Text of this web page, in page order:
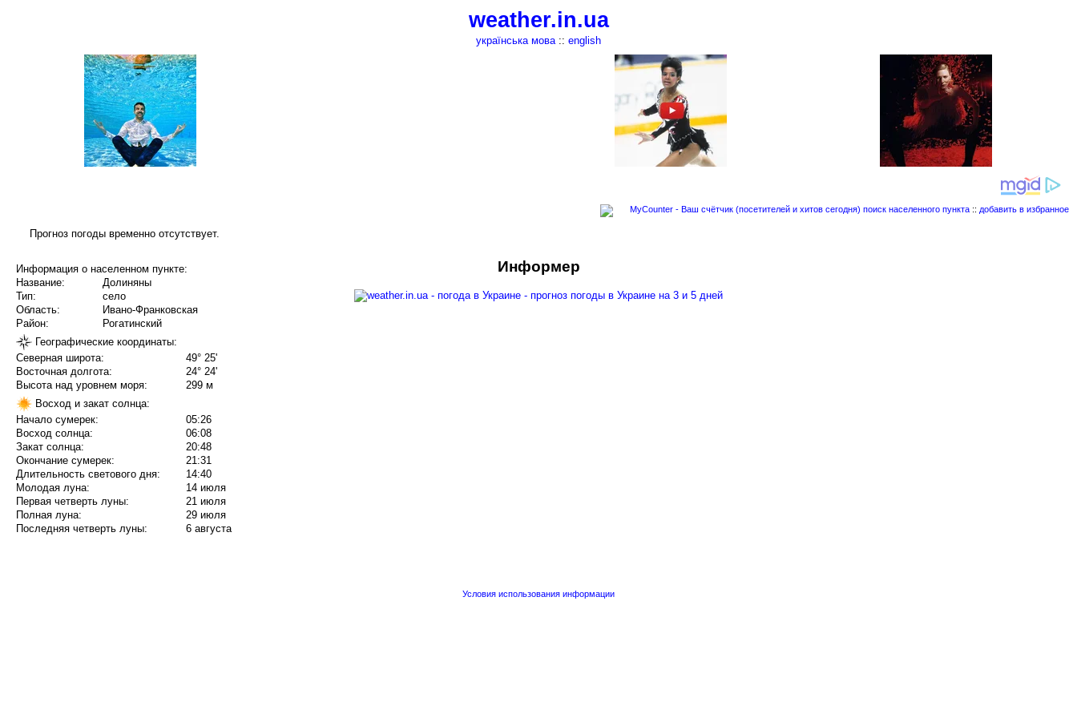
weather.in.ua
українська мова:: english
поиск населенного пункта :: добавить в избранное
Прогноз погоды временно отсутствует.
Информация о населенном пункте:
Название:
Долиняны
Тип:
село
Область:
Ивано-Франковская
Район:
Рогатинский
Географические координаты:
Северная широта:
49° 25'
Восточная долгота:
24° 24'
Высота над уровнем моря:
299 м
Восход и закат солнца:
Начало сумерек:
05:26
Восход солнца:
06:08
Закат солнца:
20:48
Окончание сумерек:
21:31
Длительность светового дня:
14:40
Молодая луна:
14 июля
Первая четверть луны:
21 июля
Полная луна:
29 июля
Последняя четверть луны:
6 августа
Информер
Условия использования информации